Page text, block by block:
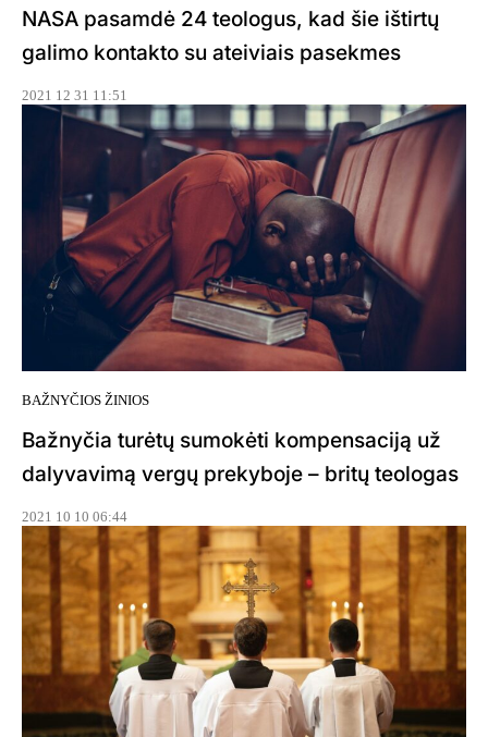
NASA pasamdė 24 teologus, kad šie ištirtų
galimo kontakto su ateiviais pasekmes
2021 12 31 11:51
BAŽNYČIOS ŽINIOS
Bažnyčia turėtų sumokėti kompensaciją už
dalyvavimą vergų prekyboje – britų teologas
2021 10 10 06:44